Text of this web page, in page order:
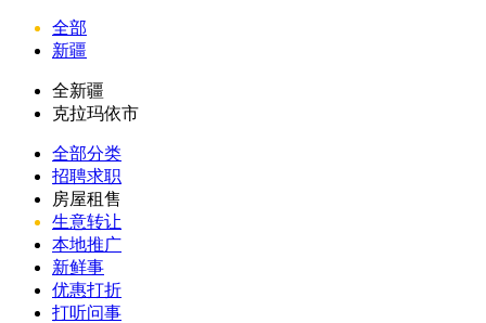
全部
新疆
全新疆
克拉玛依市
全部分类
招聘求职
房屋租售
生意转让
本地推广
新鲜事
优惠打折
打听问事